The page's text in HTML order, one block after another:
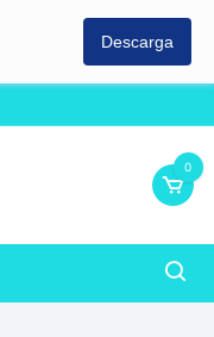
Descarga
0